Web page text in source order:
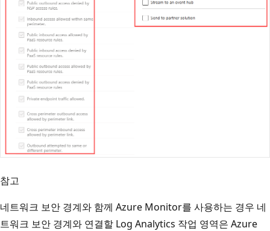
참고
네트워크 보안 경계와 함께 Azure Monitor를 사용하는 경우 네
트워크 보안 경계와 연결할 Log Analytics 작업 영역은 Azure